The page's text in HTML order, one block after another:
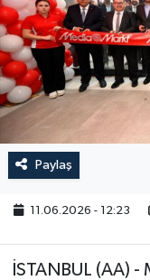
Paylaş
11.06.2026 - 12:23
İSTANBUL (AA)